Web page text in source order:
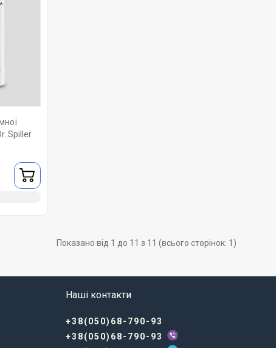
Spiller
Показано від 1 до 11 з 11 (всього сторінок: 1)
Наші контакти
+38(050)68-790-93
+38(050)68-790-93